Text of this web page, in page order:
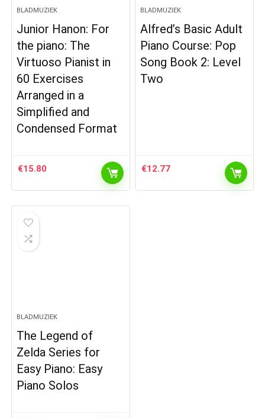
BLADMUZIEK
Junior Hanon: For
the piano: The
Virtuoso Pianist in
60 Exercises
Arranged in a
Simplified and
Condensed Format
€15.80
BLADMUZIEK
Alfred’s Basic Adult
Piano Course: Pop
Song Book 2: Level
Two
€12.77
BLADMUZIEK
The Legend of
Zelda Series for
Easy Piano: Easy
Piano Solos